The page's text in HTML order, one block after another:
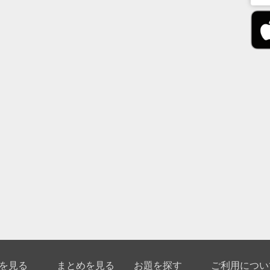
見る まとめを見る お題を探す ご利用につ